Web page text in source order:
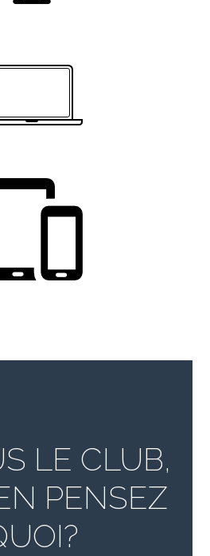
LE CLUB,
PENSEZ